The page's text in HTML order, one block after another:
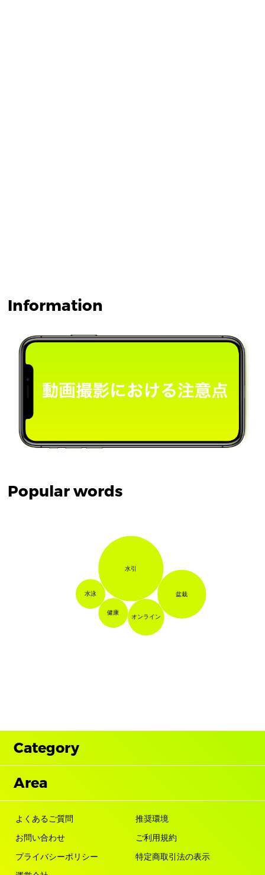
Information
Popular words
水泳
健康
オンライン
盆栽
水引
Category
Area
よくあるご質問
推奨環境
お問い合わせ
ご利用規約
プライバシーポリシー
特定商取引法の表示